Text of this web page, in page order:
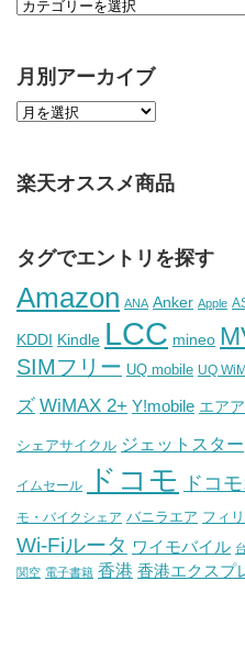
月別アーカイブ
楽天オススメ商品
タグでエントリを探す
Amazon ANA Anker Apple
KDDI Kindle LCC mineo
SIMフリー UQ mobile UQ
ズ WiMAX 2+ Y!mobile エア
シェアサイクル ジェットスター
イムセール ドコモ ドコ
モ・バイクシェア バニラエア フィ
Wi-Fiルータ ワイモバイル
関空 電子書籍 香港 香港エクスプ